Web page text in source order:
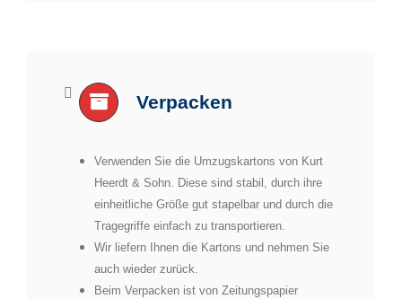
Verpacken
Verwenden Sie die Umzugskartons von Kurt
Heerdt & Sohn. Diese sind stabil, durch ihre
einheitliche Größe gut stapelbar und durch die
Tragegriffe einfach zu transportieren.
Wir liefern Ihnen die Kartons und nehmen Sie
auch wieder zurück.
Beim Verpacken ist von Zeitungspapier